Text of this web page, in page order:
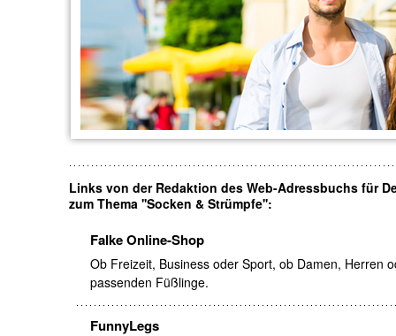
Links von der Redaktion des Web-Adressbuchs für
zum Thema ''Socken & Strümpfe'':
Falke Online-Shop
Ob Freizeit, Business oder Sport, ob Damen, Herren
passenden Füßlinge.
FunnyLegs